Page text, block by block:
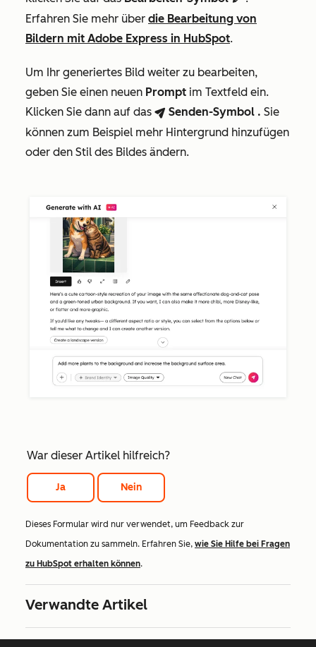
Erfahren Sie mehr über die Bearbeitung von
Bildern mit Adobe Express in HubSpot.
Um Ihr generiertes Bild weiter zu bearbeiten,
geben Sie einen neuen Prompt im Textfeld ein.
Klicken Sie dann auf das breezeSendIcon Senden-Symbol . Sie
können zum Beispiel mehr Hintergrund hinzufügen
oder den Stil des Bildes ändern.
War dieser Artikel hilfreich?
Ja Nein
Dieses Formular wird nur verwendet, um Feedback zur
Dokumentation zu sammeln. Erfahren Sie, wie Sie Hilfe bei Fragen
zu HubSpot erhalten können.
Verwandte Artikel